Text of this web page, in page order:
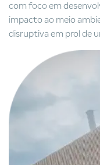
com foco em
impacto ao meio
disruptiva em prol de